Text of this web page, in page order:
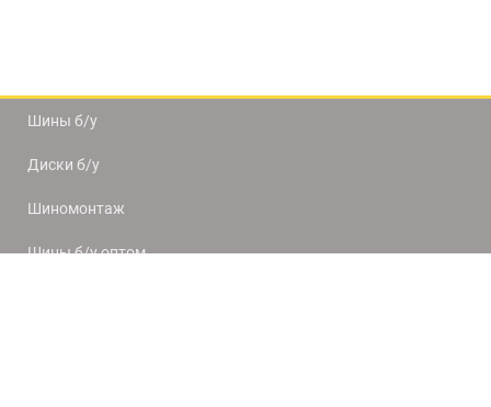
Шины б/у
Диски б/у
Шиномонтаж
Шины б/у оптом